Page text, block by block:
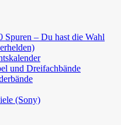
Spuren – Du hast die Wahl
und Dreifachbände
(Sony)